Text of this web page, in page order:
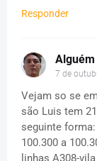
Responder
Alguém
7 de
Vejam so se
são Luis tem
seguinte forma:
100.300 a
linhas A308-